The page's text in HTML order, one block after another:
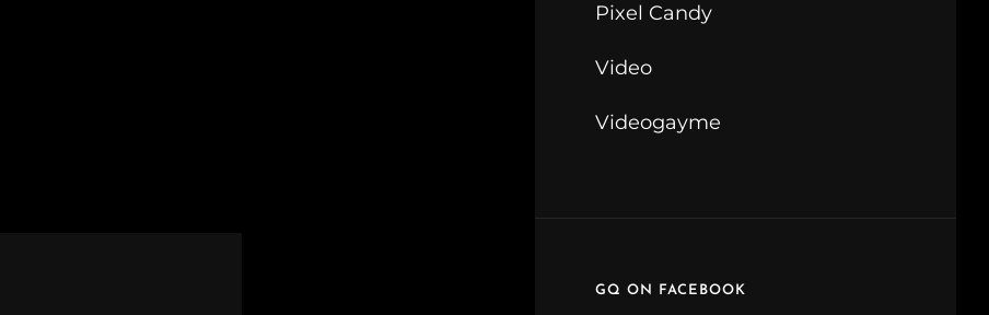
Pixel Candy
Video
Videogayme
GQ ON FACEBOOK